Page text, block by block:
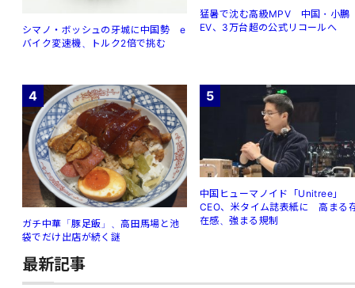
シマノ・ボッシュの牙城に中国勢 e
バイク変速機、トルク2倍で挑む
猛暑で沈む高級MPV 中国・小鵬
EV、3万台超の公式リコールへ
4
ガチ中華「豚足飯」、高田馬場と池
袋でだけ出店が続く謎
5
中国ヒューマノイド「Unitree」
CEO、米タイム誌表紙に 高まる
在感、強まる規制
最新記事